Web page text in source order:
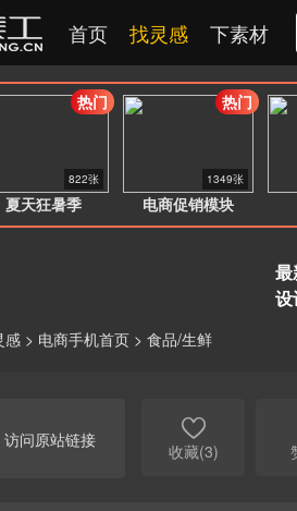
首页 找灵感 下素材
夏天狂暑季
822张
热门
电商促销模块
1349张
热门
最
设
感 > 电商手机首页 > 食品/生鲜
访问原站链接 
收藏(3)